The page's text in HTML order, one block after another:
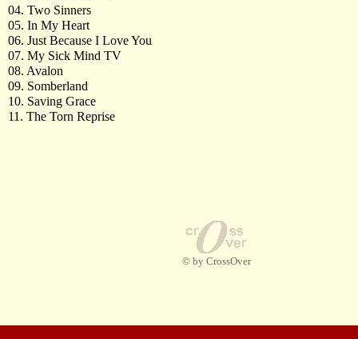
04. Two Sinners
05. In My Heart
06. Just Because I Love You
07. My Sick Mind TV
08. Avalon
09. Somberland
10. Saving Grace
11. The Torn Reprise
© by CrossOver